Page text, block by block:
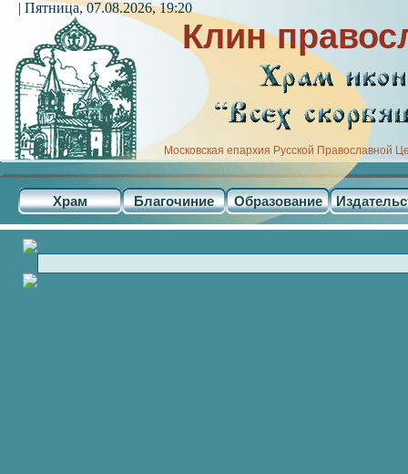
Клин
Московская епархия Русской Православной
Храм Благочиние Образование
| Пятница, 07.08.2026, 19:20